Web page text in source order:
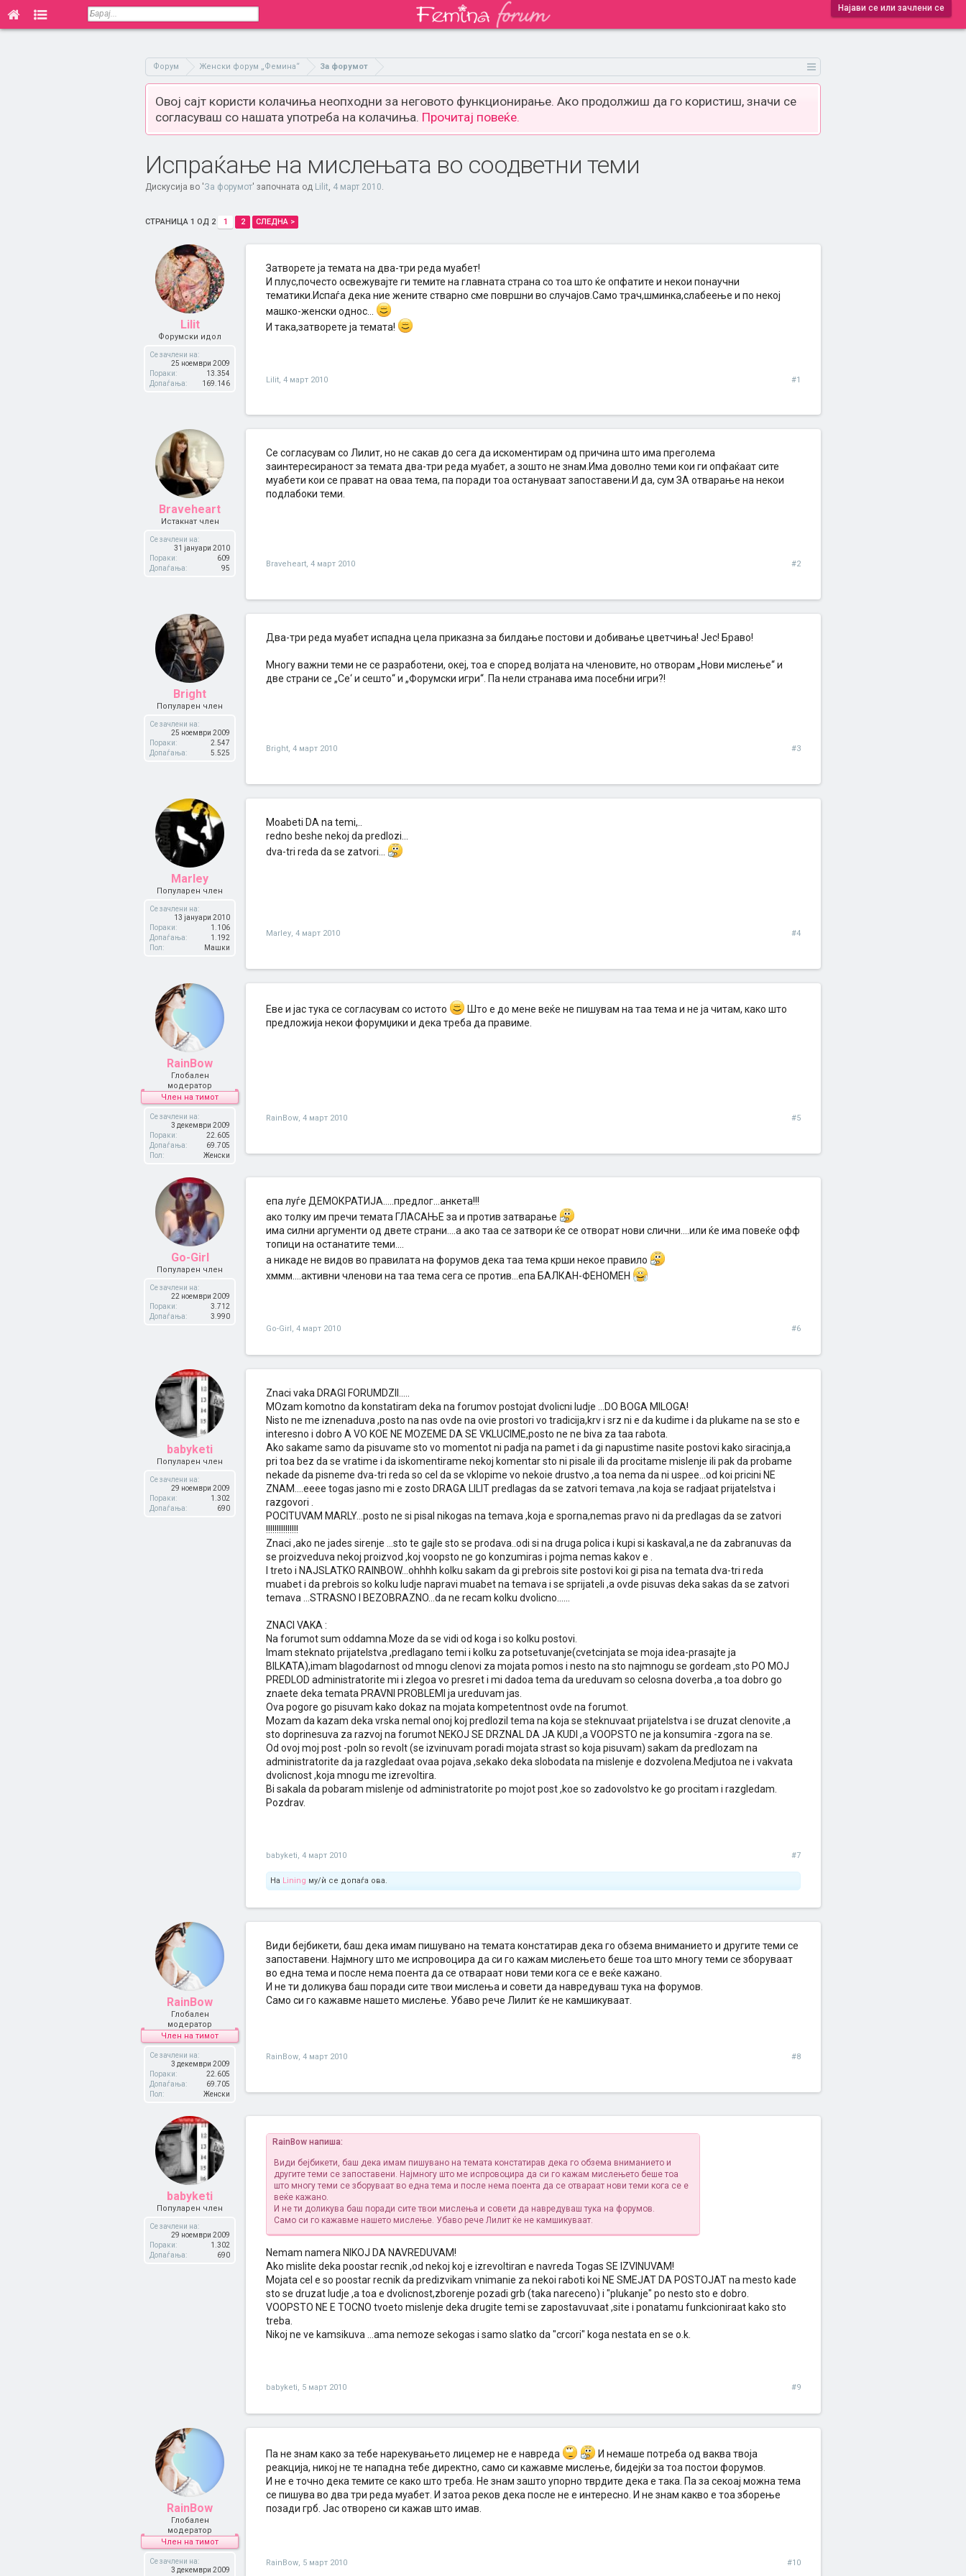
Најави се или зачлени се
Форум Женски форум „Фемина“ За форумот
Овој сајт користи колачиња неопходни за неговото функционирање. Ако продолжиш да го користиш, значи се
согласуваш со нашата употреба на колачиња. Прочитај повеќе.
Испраќање на мислењата во соодветни теми
Дискусија во 'За форумот' започната од Lilit, 4 март 2010.
СТРАНИЦА 1 ОД 2 1 2 СЛЕДНА >
Lilit
Форумски идол
Се зачлени на:
25 ноември 2009
Пораки:
13.354
Допаѓања:
169.146
Затворете ја темата на два-три реда муабет!
И плус,почесто освежувајте ги темите на главната страна со тоа што ќе опфатите и некои понаучни
тематики.Испаѓа дека ние жените стварно сме површни во случајов.Само трач,шминка,слабеење и по некој
машко-женски однос...
И така,затворете ја темата!
Lilit, 4 март 2010 #1
Braveheart
Истакнат член
Се зачлени на:
31 јануари 2010
Пораки:
609
Допаѓања:
95
Се согласувам со Лилит, но не сакав до сега да искоментирам од причина што има преголема
заинтересираност за темата два-три реда муабет, а зошто не знам.Има доволно теми кои ги опфаќаат сите
муабети кои се прават на оваа тема, па поради тоа остануваат запоставени.И да, сум ЗА отварање на некои
подлабоки теми.
Braveheart, 4 март 2010 #2
Bright
Популарен член
Се зачлени на:
25 ноември 2009
Пораки:
2.547
Допаѓања:
5.525
Два-три реда муабет испадна цела приказна за билдање постови и добивање цветчиња! Јес! Браво!
Многу важни теми не се разработени, океј, тоа е според волјата на членовите, но отворам „Нови мислење“ и
две страни се „Се‘ и сешто“ и „Форумски игри“. Па нели странава има посебни игри?!
Bright, 4 март 2010 #3
Marley
Популарен член
Се зачлени на:
13 јануари 2010
Пораки:
1.106
Допаѓања:
1.192
Пол:
Машки
Moabeti DA na temi,..
redno beshe nekoj da predlozi...
dva-tri reda da se zatvori...
Marley, 4 март 2010 #4
RainBow
Глобален
модератор
Член на тимот
Се зачлени на:
3 декември 2009
Пораки:
22.605
Допаѓања:
69.705
Пол:
Женски
Eве и јас тука се согласувам со истото
Што е до мене веќе не пишувам на таа тема и не ја читам, како што
предложија некои форумџики и дека треба да правиме.
RainBow, 4 март 2010 #5
Go-Girl
Популарен член
Се зачлени на:
22 ноември 2009
Пораки:
3.712
Допаѓања:
3.990
епа луѓе ДЕМОКРАТИЈА.....предлог...анкета!!!
ако толку им пречи темата ГЛАСАЊЕ за и против затварање
има силни аргументи од двете страни....а ако таа се затвори ќе се отворат нови слични....или ќе има повеќе офф
топици на останатите теми....
а никаде не видов во правилата на форумов дека таа тема крши некое правило
хммм....активни членови на таа тема сега се против...епа БАЛКАН-ФЕНОМЕН
Go-Girl, 4 март 2010 #6
babyketi
Популарен член
Се зачлени на:
29 ноември 2009
Пораки:
1.302
Допаѓања:
690
Znaci vaka DRAGI FORUMDZII.....
MOzam komotno da konstatiram deka na forumov postojat dvolicni ludje ...DO BOGA MILOGA!
Nisto ne me iznenaduva ,posto na nas ovde na ovie prostori vo tradicija,krv i srz ni e da kudime i da plukame na se sto e
interesno i dobro A VO KOE NE MOZEME DA SE VKLUCIME,posto ne ne biva za taa rabota.
Ako sakame samo da pisuvame sto vo momentot ni padja na pamet i da gi napustime nasite postovi kako siracinja,a
pri toa bez da se vratime i da iskomentirame nekoj komentar sto ni pisale ili da procitame mislenje ili pak da probame
nekade da pisneme dva-tri reda so cel da se vklopime vo nekoie drustvo ,a toa nema da ni uspee...od koi pricini NE
ZNAM....eeee togas jasno mi e zosto DRAGA LILIT predlagas da se zatvori temava ,na koja se radjaat prijatelstva i
razgovori .
POCITUVAM MARLY...posto ne si pisal nikogas na temava ,koja e sporna,nemas pravo ni da predlagas da se zatvori
!!!!!!!!!!!!!!!
Znaci ,ako ne jades sirenje ...sto te gajle sto se prodava..odi si na druga polica i kupi si kaskaval,a ne da zabranuvas da
se proizveduva nekoj proizvod ,koj voopsto ne go konzumiras i pojma nemas kakov e .
I treto i NAJSLATKO RAINBOW...ohhhh kolku sakam da gi prebrois site postovi koi gi pisa na temata dva-tri reda
muabet i da prebrois so kolku ludje napravi muabet na temava i se sprijateli ,a ovde pisuvas deka sakas da se zatvori
temava ...STRASNO I BEZOBRAZNO...da ne recam kolku dvolicno......
ZNACI VAKA :
Na forumot sum oddamna.Moze da se vidi od koga i so kolku postovi.
Imam steknato prijatelstva ,predlagano temi i kolku za potsetuvanje(cvetcinjata se moja idea-prasajte ja
BILKATA),imam blagodarnost od mnogu clenovi za mojata pomos i nesto na sto najmnogu se gordeam ,sto PO MOJ
PREDLOD administratorite mi i zlegoa vo presret i mi dadoa tema da ureduvam so celosna doverba ,a toa dobro go
znaete deka temata PRAVNI PROBLEMI ja ureduvam jas.
Ova pogore go pisuvam kako dokaz na mojata kompetentnost ovde na forumot.
Mozam da kazam deka vrska nemal onoj koj predlozil tema na koja se steknuvaat prijatelstva i se druzat clenovite ,a
sto doprinesuva za razvoj na forumot NEKOJ SE DRZNAL DA JA KUDI ,a VOOPSTO ne ja konsumira -zgora na se.
Od ovoj moj post -poln so revolt (se izvinuvam poradi mojata strast so koja pisuvam) sakam da predlozam na
administratorite da ja razgledaat ovaa pojava ,sekako deka slobodata na mislenje e dozvolena.Medjutoa ne i vakvata
dvolicnost ,koja mnogu me izrevoltira.
Bi sakala da pobaram mislenje od administratorite po mojot post ,koe so zadovolstvo ke go procitam i razgledam.
Pozdrav.
babyketi, 4 март 2010 #7
На Lining му/ѝ се допаѓа ова.
RainBow
Глобален
модератор
Член на тимот
Се зачлени на:
3 декември 2009
Пораки:
22.605
Допаѓања:
69.705
Пол:
Женски
Види бејбикети, баш дека имам пишувано на темата констатирав дека го обзема вниманието и другите теми се
запоставени. Најмногу што ме испровоцира да си го кажам мислењето беше тоа што многу теми се зборуваат
во една тема и после нема поента да се отвараат нови теми кога се е веќе кажано.
И не ти доликува баш поради сите твои мислења и совети да навредуваш тука на форумов.
Само си го кажавме нашето мислење. Убаво рече Лилит ќе не камшикуваат.
RainBow, 4 март 2010 #8
babyketi
Популарен член
Се зачлени на:
29 ноември 2009
Пораки:
1.302
Допаѓања:
690
RainBow напиша:
Види бејбикети, баш дека имам пишувано на темата констатирав дека го обзема вниманието и
другите теми се запоставени. Најмногу што ме испровоцира да си го кажам мислењето беше тоа
што многу теми се зборуваат во една тема и после нема поента да се отвараат нови теми кога се е
веќе кажано.
И не ти доликува баш поради сите твои мислења и совети да навредуваш тука на форумов.
Само си го кажавме нашето мислење. Убаво рече Лилит ќе не камшикуваат.
Nemam namera NIKOJ DA NAVREDUVAM!
Ako mislite deka poostar recnik ,od nekoj koj e izrevoltiran e navreda Togas SE IZVINUVAM!
Mojata cel e so poostar recnik da predizvikam vnimanie za nekoi raboti koi NE SMEJAT DA POSTOJAT na mesto kade
sto se druzat ludje ,a toa e dvolicnost,zborenje pozadi grb (taka nareceno) i "plukanje" po nesto sto e dobro.
VOOPSTO NE E TOCNO tvoeto mislenje deka drugite temi se zapostavuvaat ,site i ponatamu funkcioniraat kako sto
treba.
Nikoj ne ve kamsikuva ...ama nemoze sekogas i samo slatko da "crcori" koga nestata en se o.k.
babyketi, 5 март 2010 #9
RainBow
Глобален
модератор
Член на тимот
Се зачлени на:
3 декември 2009
Па не знам како за тебе нарекувањето лицемер не е навреда
И немаше потреба од ваква твоја
реакција, никој не те нападна тебе директно, само си кажавме мислење, бидејќи за тоа постои форумов.
И не е точно дека темите се како што треба. Не знам зашто упорно тврдите дека е така. Па за секоај можна тема
се пишува во два три реда муабет. И затоа реков дека после не е интересно. И не знам какво е тоа зборење
позади грб. Јас отворено си кажав што имав.
RainBow, 5 март 2010 #10